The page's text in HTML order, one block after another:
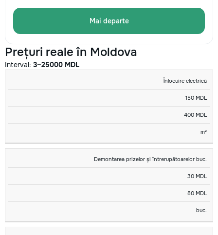
Mai departe
Prețuri reale în Moldova
Interval: 3–25000 MDL
Înlocuire electrică
150 MDL
400 MDL
m²
Demontarea prizelor și întrerupătoarelor buc.
30 MDL
80 MDL
buc.